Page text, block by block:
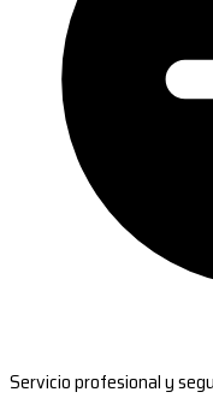
Servicio profesional y